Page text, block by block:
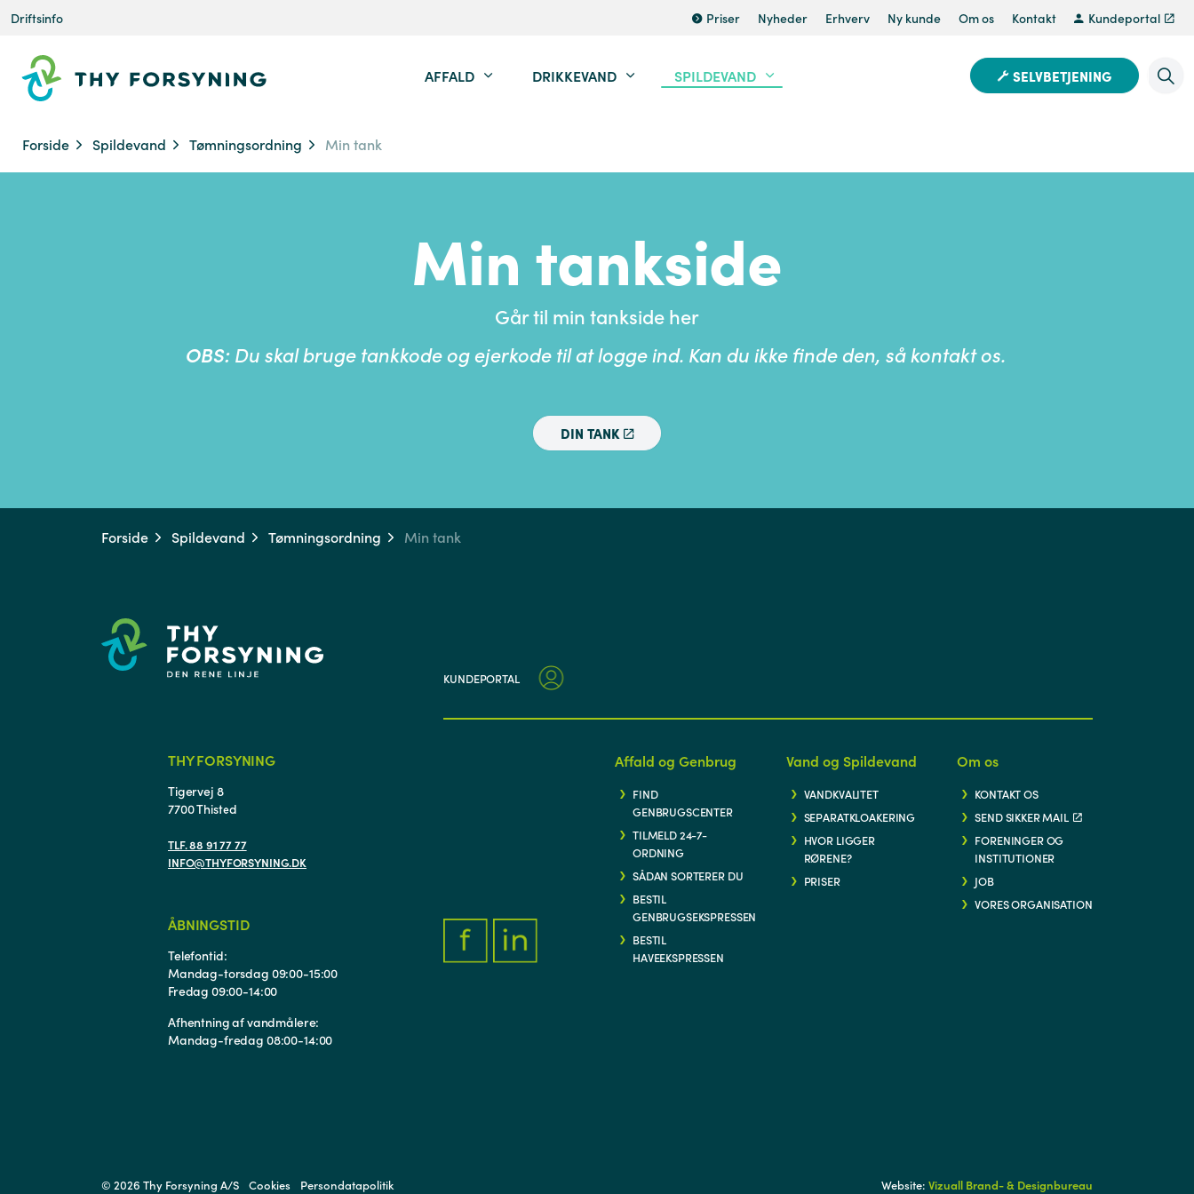
AFFALD DRIKKEVAND SPILDEVAND
Driftsinfo Priser Nyheder Erhverv Ny kunde Om os Kontakt Kundeportal
SELVBETJENING
Forside Spildevand Tømningsordning Min tank
Min tankside
Går til min tankside her
OBS:Du skal bruge tankkode og ejerkode til at logge ind. Kan du ikke finde den, såkontaktos.
DIN TANK
Forside Spildevand Tømningsordning Min tank
KUNDEPORTAL
THY FORSYNING
Tigervej 8
7700 Thisted
TLF. 88 91 77 77
INFO@THYFORSYNING.DK
ÅBNINGSTID
Telefontid:
Mandag-torsdag 09:00-15:00
Fredag 09:00-14:00
Afhentning af vandmålere:
Mandag-fredag 08:00-14:00
Affald og Genbrug
FIND
GENBRUGSCENTER
TILMELD 24-7-
ORDNING
SÅDAN SORTERER DU
BESTIL
GENBRUGSEKSPRESSEN
BESTIL
HAVEEKSPRESSEN
Vand og Spildevand
VANDKVALITET
SEPARATKLOAKERING
HVOR LIGGER
RØRENE?
PRISER
Om os
KONTAKT OS
SEND SIKKER MAIL
FORENINGER OG
INSTITUTIONER
JOB
VORES ORGANISATION
© 2026 Thy Forsyning A/S Cookies Persondatapolitik Website: Vizuall Brand- & Designbureau